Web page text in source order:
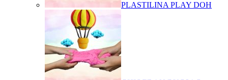
PLASTILINA PLAY DOH